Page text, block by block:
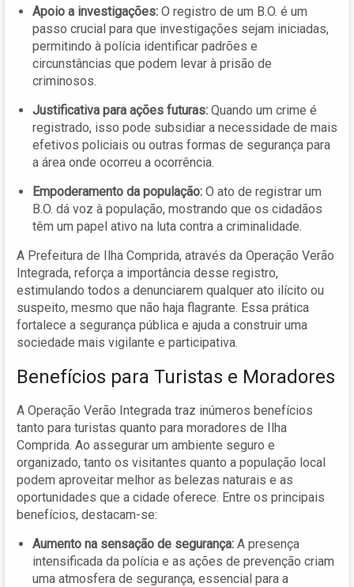
Apoio a investigações: O registro de um B.O. é um
passo crucial para que investigações sejam iniciadas,
permitindo à polícia identificar padrões e
circunstâncias que podem levar à prisão de
criminosos.
Justificativa para ações futuras: Quando um crime é
registrado, isso pode subsidiar a necessidade de mais
efetivos policiais ou outras formas de segurança para
a área onde ocorreu a ocorrência.
Empoderamento da população: O ato de registrar um
B.O. dá voz à população, mostrando que os cidadãos
têm um papel ativo na luta contra a criminalidade.
A Prefeitura de Ilha Comprida, através da Operação Verão
Integrada, reforça a importância desse registro,
estimulando todos a denunciarem qualquer ato ilícito ou
suspeito, mesmo que não haja flagrante. Essa prática
fortalece a segurança pública e ajuda a construir uma
sociedade mais vigilante e participativa.
Benefícios para Turistas e Moradores
A Operação Verão Integrada traz inúmeros benefícios
tanto para turistas quanto para moradores de Ilha
Comprida. Ao assegurar um ambiente seguro e
organizado, tanto os visitantes quanto a população local
podem aproveitar melhor as belezas naturais e as
oportunidades que a cidade oferece. Entre os principais
benefícios, destacam-se:
Aumento na sensação de segurança: A presença
intensificada da polícia e as ações de prevenção criam
uma atmosfera de segurança, essencial para a